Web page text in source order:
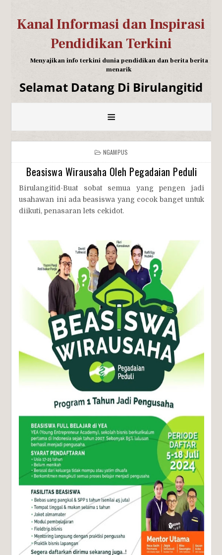
Kanal Informasi dan Inspirasi
Pendidikan Terkini
Menyajikan info terkini dunia pendidikan dan berita berita
menarik
Selamat Datang Di Birulangitid
≡
NGAMPUS
Beasiswa Wirausaha Oleh Pegadaian Peduli
Birulangitid-Buat sobat semua yang pengen jadi
usahawan ini ada beasiswa yang cocok banget untuk
diikuti, penasaran lets cekidot.